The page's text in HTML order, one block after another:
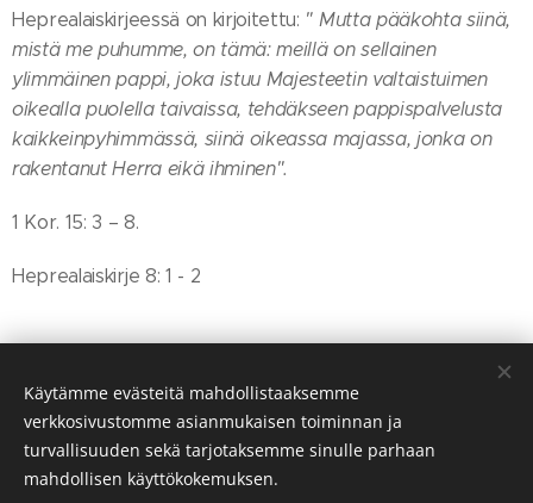
Heprealaiskirjeessä on kirjoitettu: " Mutta pääkohta siinä,
mistä me puhumme, on tämä: meillä on sellainen
ylimmäinen pappi, joka istuu Majesteetin valtaistuimen
oikealla puolella taivaissa, tehdäkseen pappispalvelusta
kaikkeinpyhimmässä, siinä oikeassa majassa, jonka on
rakentanut Herra eikä ihminen".
1 Kor. 15: 3 – 8.
Heprealaiskirje 8: 1 - 2
Käytämme evästeitä mahdollistaaksemme
verkkosivustomme asianmukaisen toiminnan ja
turvallisuuden sekä tarjotaksemme sinulle parhaan
mahdollisen käyttökokemuksen.